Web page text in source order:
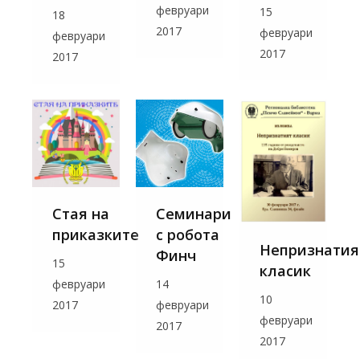
18
февруари
2017
февруари
2017
15
февруари
2017
Стая на
приказките
15
февруари
2017
Семинари
с робота
Финч
14
февруари
2017
класик
10
февруари
2017